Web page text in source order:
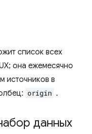
список всех
она ежемесячно
источников в
origin .
данных